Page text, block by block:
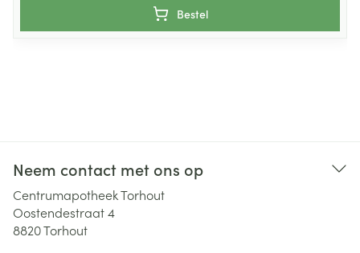
Bestel
Neem contact met ons op
Centrumapotheek Torhout
Oostendestraat 4
8820Torhout